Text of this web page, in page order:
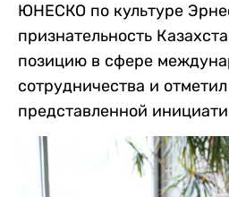
ЮНЕСКО по культуре
признательность
позицию в сфере
сотрудничества и
представленной